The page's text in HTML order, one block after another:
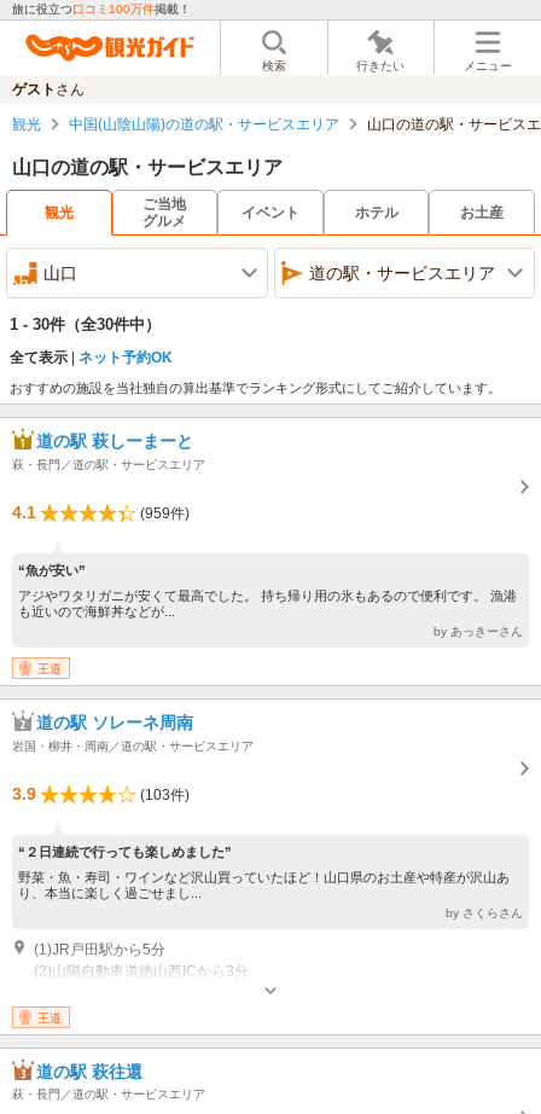
旅に役立つ口コミ100万件掲載！
検索 行きたい メニュー
ゲスト さん
観光 中国(山陰山陽)の道の駅・サービスエリア 山口の道の駅・サービス
山口の道の駅・サービスエリア
観光
ご当地
グルメ
イベント ホテル お土産
山口 道の駅・サービスエリア
1 - 30件 （全30件中）
全て表示 ネット予約OK
おすすめの施設を当社独自の算出基準でランキング形式にしてご紹介しています。
道の駅 萩しーまーと
萩・長門／道の駅・サービスエリア
4.1 (959件)
“魚が安い”
アジやワタリガニが安くて最高でした。 持ち帰り用の氷もあるので便利です。 漁港
も近いので海鮮丼などが...
by あっきーさん
王道
道の駅 ソレーネ周南
岩国・柳井・周南／道の駅・サービスエリア
3.9 (103件)
“２日連続で行っても楽しめました”
野菜・魚・寿司・ワインなど沢山買っていたほど！山口県のお土産や特産が沢山あ
り、本当に楽しく過ごせまし...
by さくらさん
(1)JR戸田駅から5分
(2)山陽自動車道徳山西ICから3分
王道
道の駅 萩往還
萩・長門／道の駅・サービスエリア